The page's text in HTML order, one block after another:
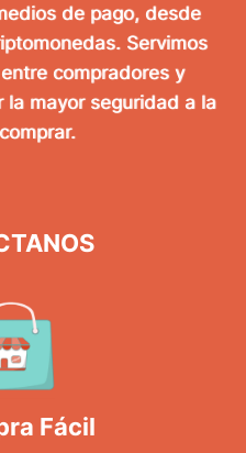
de pago, desde
Servimos
compradores y
mayor seguridad a la
Fácil